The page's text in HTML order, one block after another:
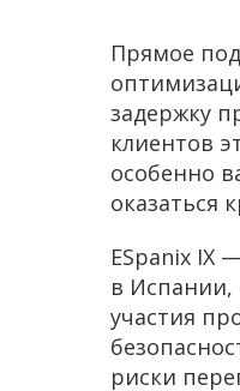
Прямое
задержку
клиентов
особенно
оказаться
ESpanix IX
в
участия
риски